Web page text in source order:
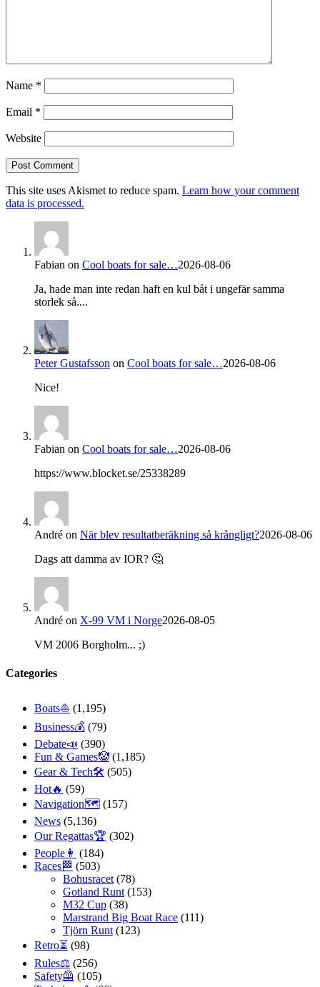
Name *
Email *
Website
This site uses Akismet to reduce spam. Learn how your comment
data is processed.
Fabian on Cool boats for sale…2026-08-06
Ja, hade man inte redan haft en kul båt i ungefär samma
storlek så....
Peter Gustafsson on Cool boats for sale…2026-08-06
Nice!
Fabian on Cool boats for sale…2026-08-06
https://www.blocket.se/25338289
André on När blev resultatberäkning så krångligt?2026-08-06
Dags att damma av IOR? 🤔
André on X-99 VM i Norge2026-08-05
VM 2006 Borgholm... ;)
Categories
Boats⛵️ (1,195)
Business💰 (79)
Debate📣 (390)
Fun & Games🤡 (1,185)
Gear & Tech🛠 (505)
Hot🔥 (59)
Navigation🗺 (157)
News (5,136)
Our Regattas🏆 (302)
People👩 (184)
Races🏁 (503)
Bohusracet (78)
Gotland Runt (153)
M32 Cup (38)
Marstrand Big Boat Race (111)
Tjörn Runt (123)
Retro⏳ (98)
Rules⚖️ (256)
Safety🦺 (105)